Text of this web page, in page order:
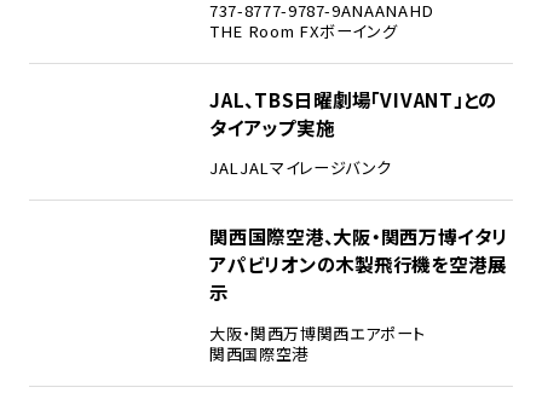
737-8777-9787-9ANAANAHD
THE Room FXボーイング
JAL、TBS日曜劇場「VIVANT」との
タイアップ実施
JALJALマイレージバンク
関西国際空港、大阪・関西万博イタリ
アパビリオンの木製飛行機を空港展
示
大阪・関西万博関西エアポート
関西国際空港